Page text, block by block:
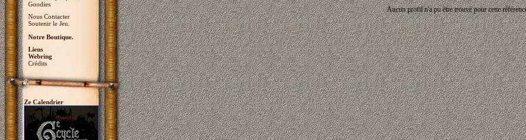
Goodies
Nous Contacter
Soutenir le Jeu.
Notre Boutique.
Liens
Webring
Crédits
Ze Calendrier
Aucun profil n'a pu être trouvé pour cette